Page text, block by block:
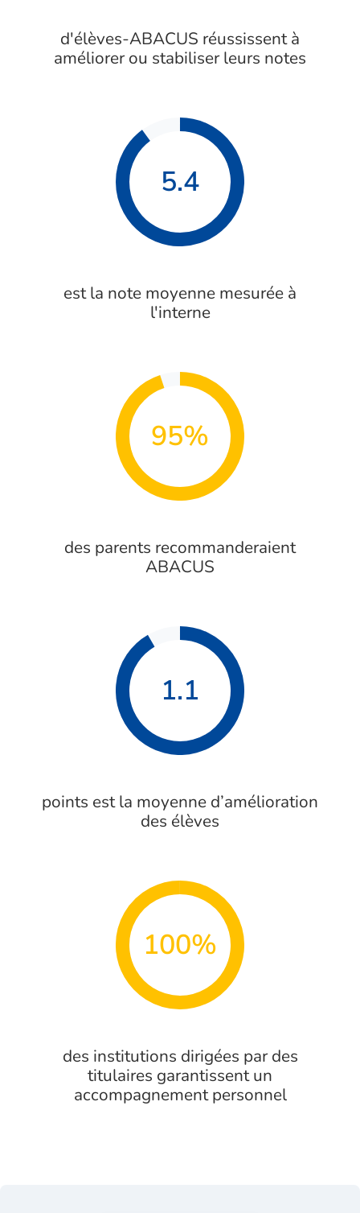
d'élèves-ABACUS réussissent à
améliorer ou stabiliser leurs notes
5.4
est la note moyenne mesurée à
l'interne
95%
des parents recommanderaient
ABACUS
1.1
points est la moyenne d’amélioration
des élèves
100%
des institutions dirigées par des
titulaires garantissent un
accompagnement personnel